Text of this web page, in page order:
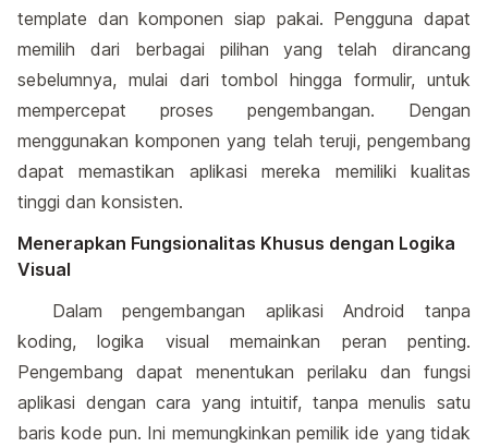
template dan komponen siap pakai. Pengguna dapat
memilih dari berbagai pilihan yang telah dirancang
sebelumnya, mulai dari tombol hingga formulir, untuk
mempercepat proses pengembangan. Dengan
menggunakan komponen yang telah teruji, pengembang
dapat memastikan aplikasi mereka memiliki kualitas
tinggi dan konsisten.
Menerapkan Fungsionalitas Khusus dengan Logika
Visual
Dalam pengembangan aplikasi Android tanpa
koding, logika visual memainkan peran penting.
Pengembang dapat menentukan perilaku dan fungsi
aplikasi dengan cara yang intuitif, tanpa menulis satu
baris kode pun. Ini memungkinkan pemilik ide yang tidak